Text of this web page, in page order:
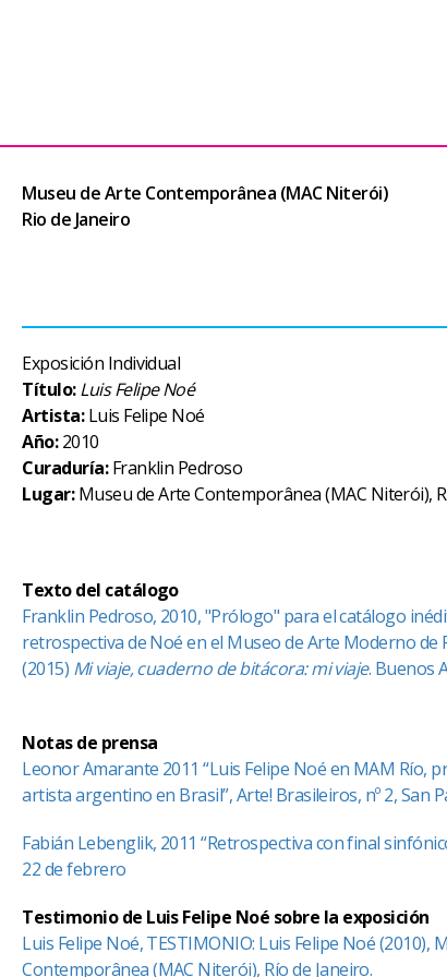
Museu de Arte Contemporânea (MAC Niterói)
Rio de Janeiro
Exposición Individual
Título:Luis Felipe Noé
Artista:Luis Felipe Noé
Año:2010
Curaduría:Franklin Pedroso
Lugar:Museu de Arte Contemporânea (MAC Niterói),
Texto del catálogo
Franklin Pedroso, 2010, "Prólogo" para el catálogo
retrospectiva de Noé en el Museo de Arte Moderno de
(2015) Mi viaje, cuaderno de bitácora: mi viaje. Buenos
Notas de prensa
Leonor Amarante 2011 “Luis Felipe Noé en MAM Río,
artista argentino en Brasil”, Arte! Brasileiros, nº 2, San
Fabián Lebenglik, 2011 “Retrospectiva con final
22 de febrero
Testimonio de Luis Felipe Noé sobre la exposición
Luis Felipe Noé, TESTIMONIO: Luis Felipe Noé (2010),
Contemporânea (MAC Niterói), Río de Janeiro.